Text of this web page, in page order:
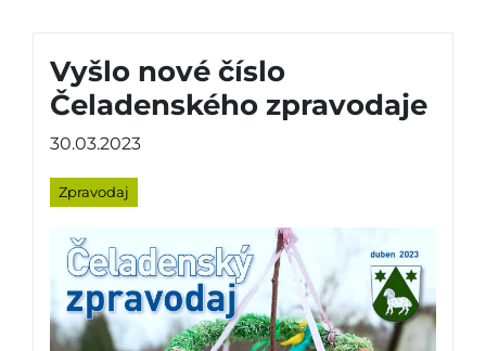
Vyšlo nové číslo
Čeladenského zpravodaje
30.03.2023
Zpravodaj